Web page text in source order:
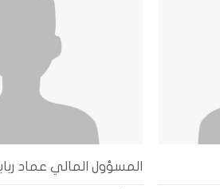
المسؤول المالي عماد